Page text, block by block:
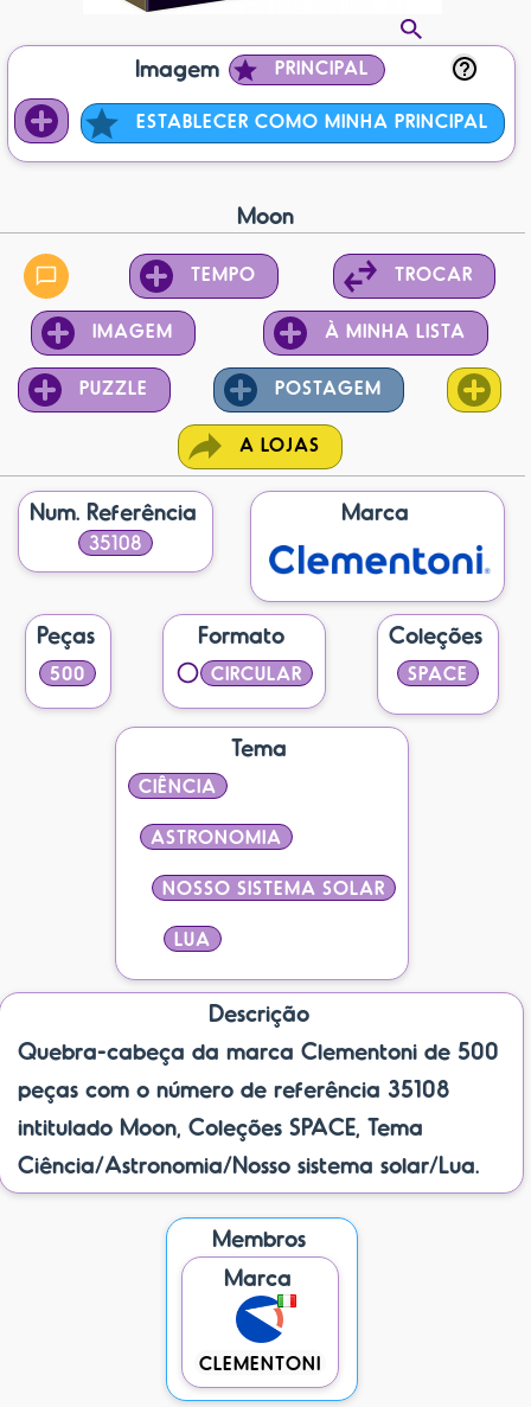
Imagem PRINCIPAL
ESTABLECER COMO MINHA PRINCIPAL
Moon
TEMPO TROCAR
IMAGEM À MINHA LISTA
PUZZLE POSTAGEM
A LOJAS
Num. Referência
35108
Marca
Peças
500
Formato
CIRCULAR
Coleções
SPACE
Tema
CIÊNCIA
ASTRONOMIA
NOSSO SISTEMA SOLAR
LUA
Descrição
Quebra-cabeça da marca Clementoni de 500
peças com o número de referência 35108
intitulado Moon, Coleções SPACE, Tema
Ciência/Astronomia/Nosso sistema solar/Lua.
Membros
Marca
CLEMENTONI